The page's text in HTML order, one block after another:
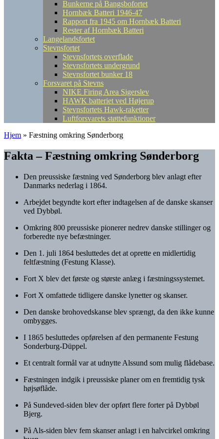
Bunkerne på Bangsbofortet
Hornbæk Batteri 1946-47
Rapport fra 1945 om Hornbæk Batteri
Rester af Hornbæk Batteri
Langelandsfortet
Stevnsfortet
Stevnsfortets overflade
Stevnsfortets undergrund
Stevnsfortet bunker 18
Forsvaret på Stevns
NIKE Firing Area Sigerslev
HAWK batteriet ved Højerup
Stevnsfortets Hawk-raketter
Luftforsvarets støttefunktioner
Hjem » Fæstning omkring Sønderborg
Fakta – Fæstning omkring Sønderborg
Den preussiske fæstning ved Sønderborg blev anlagt efter
Danmarks nederlag i 1864.
Arbejdet begyndte kort efter indtagelsen af de danske skanser
ved Dybbøl.
Omkring 800 preussiske pionerer nedrev danske stillinger og
forberedte nye befæstninger.
Den 1. juli 1864 besluttedes det at oprette en midlertidig
feltfæstning (Festung Klasse).
Fort X blev det første og største anlæg i fæstningssystemet.
Fort X omfattede tidligere danske lynetter og skanser.
Den danske brohovedskanse blev sprængt, da den ikke kunne
ombygges.
I 1865 besluttedes opførelsen af den permanente Festung
Sonderburg-Düppel.
Et centralt formål var at udnytte Alssund som mulig flådebase.
Fæstningen indgik i preussiske planer om en fremtidig tysk
højsøflåde.
På Sundeved-siden blev der opført flere forter på Dybbøl
Bjerg.
På Als-siden blev fem skanser anlagt i en halvcirkel omkring